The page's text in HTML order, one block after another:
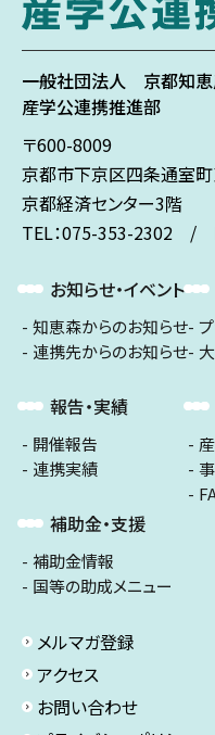
一般社団法人 京都知
産学公連携推進部
〒600-8009
京都市下京区四条通室
京都経済センター3階
TEL：075-353-2302 /
お知らせ・イベント
知恵森からのお知らせ
連携先からのお知らせ
報告・実績
開催報告
連携実績
補助金・支援
補助金情報
国等の助成メニュー
メルマガ登録
アクセス
お問い合わせ